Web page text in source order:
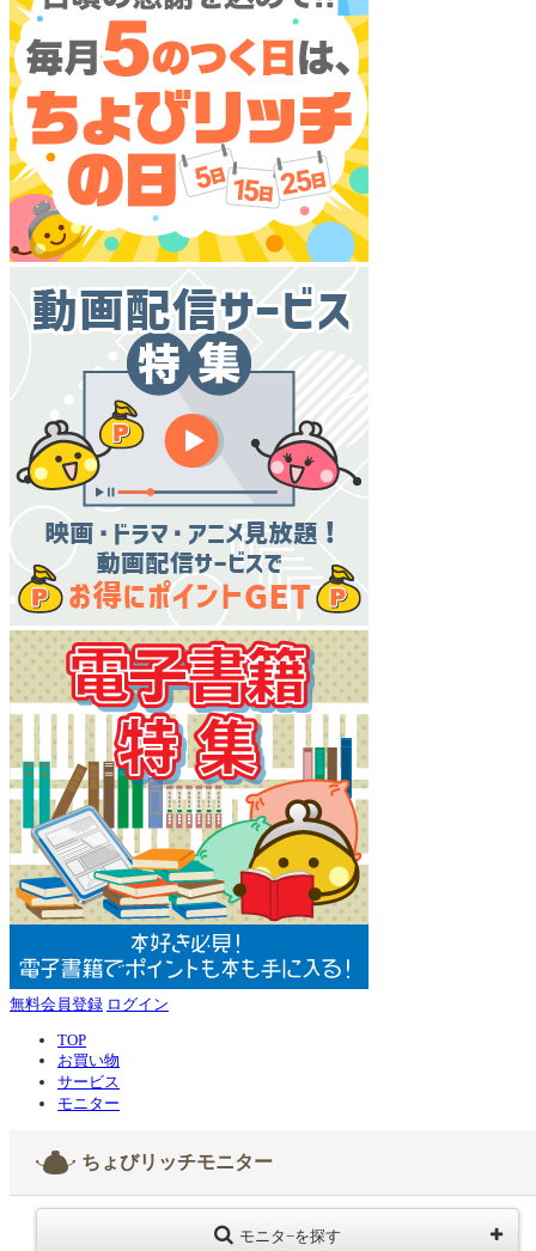
無料会員登録 ログイン
TOP
お買い物
サービス
モニター
ちょびリッチモニター
モニタ−を探す